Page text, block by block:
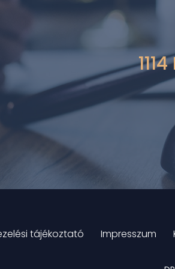
tájékoztató Impresszum